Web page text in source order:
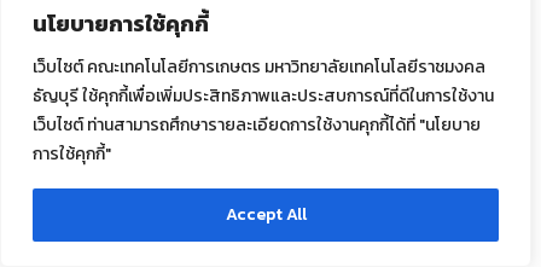
นโยบายการใช้คุกกี้
เว็บไซต์ คณะเทคโนโลยีการเกษตร มหาวิทยาลัยเทคโนโลยีราชมงคล
ธัญบุรี ใช้คุกกี้เพื่อเพิ่มประสิทธิภาพและประสบการณ์ที่ดีในการใช้งาน
เว็บไซต์ ท่านสามารถศึกษารายละเอียดการใช้งานคุกกี้ได้ที่ "นโยบาย
การใช้คุกกี้"
Accept All